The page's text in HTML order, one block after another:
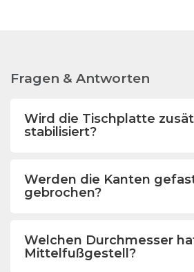
Fragen & Antworten
Wird die Tischplatte
stabilisiert?
Werden die Kanten
gebrochen?
Welchen Durchmesser
Mittelfußgestell?